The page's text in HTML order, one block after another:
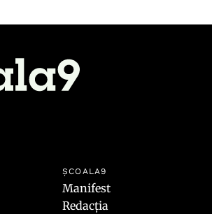
ȘCOALA9
Manifest
Redacția